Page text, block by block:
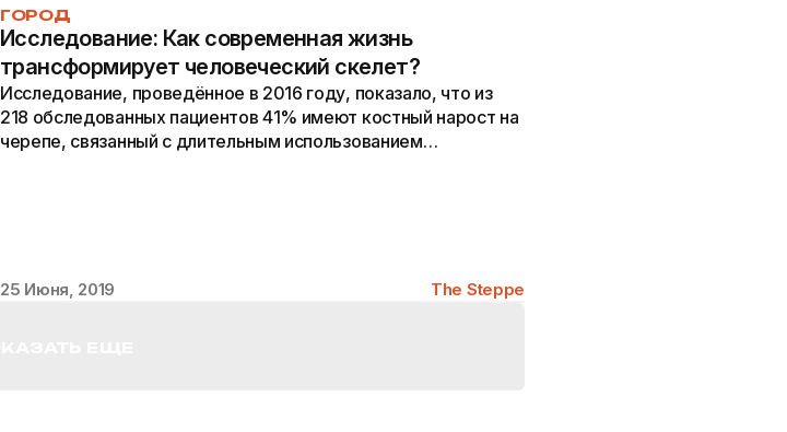
ГОРОД
Исследование: Как современная жизнь
трансформирует человеческий скелет?
Исследование, проведённое в 2016 году, показало, что из
218 обследованных пациентов 41% имеют костный нарост на
черепе, связанный с длительным использованием
25 Июня, 2019 The Steppe